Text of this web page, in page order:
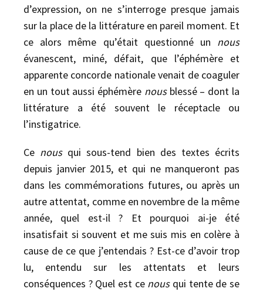
d’expression, on ne s’interroge presque jamais
sur la place de la littérature en pareil moment. Et
ce alors même qu’était questionné un nous
évanescent, miné, défait, que l’éphémère et
apparente concorde nationale venait de coaguler
en un tout aussi éphémère nousblessé – dont la
littérature a été souvent le réceptacle ou
l’instigatrice.
Ce nousqui sous-tend bien des textes écrits
depuis janvier 2015, et qui ne manqueront pas
dans les commémorations futures, ou après un
autre attentat, comme en novembre de la même
année, quel est-il ? Et pourquoi ai-je été
insatisfait si souvent et me suis mis en colère à
cause de ce que j’entendais ? Est-ce d’avoir trop
lu, entendu sur les attentats et leurs
conséquences ? Quel est ce nousqui tente de se